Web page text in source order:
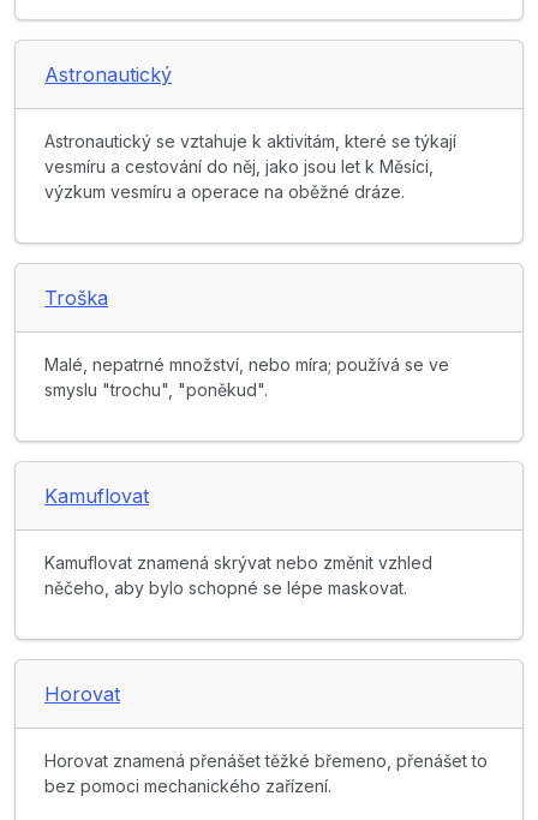
Astronautický
Astronautický se vztahuje k aktivitám, které se týkají
vesmíru a cestování do něj, jako jsou let k Měsíci,
výzkum vesmíru a operace na oběžné dráze.
Troška
Malé, nepatrné množství, nebo míra; používá se ve
smyslu "trochu", "poněkud".
Kamuflovat
Kamuflovat znamená skrývat nebo změnit vzhled
něčeho, aby bylo schopné se lépe maskovat.
Horovat
Horovat znamená přenášet těžké břemeno, přenášet to
bez pomoci mechanického zařízení.